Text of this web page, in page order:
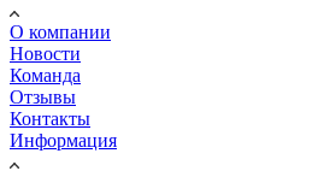
О компании
Новости
Команда
Отзывы
Контакты
Информация